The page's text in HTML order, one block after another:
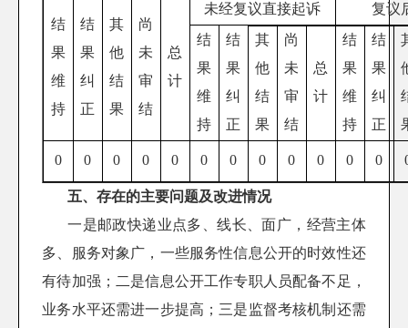
结
果
维
持
结
果
纠
正
其
他
结
果
尚
未
审
结
总
计
未经复议直接起诉
复议
结
果
维
持
结
果
纠
正
其
他
结
果
尚
未
审
结
总
计
结
果
维
持
结
果
纠
正
0 0 0 0 0 0 0 0 0 0 0 0
五、存在的主要问题及改进情况
一是邮政快递业点多、线长、面广，经营主体
多、服务对象广，一些服务性信息公开的时效性还
有待加强；二是信息公开工作专职人员配备不足，
业务水平还需进一步提高；三是监督考核机制还需